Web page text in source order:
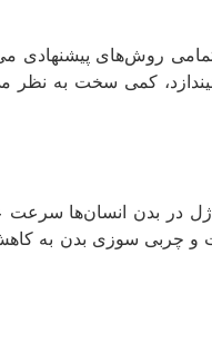
روش‌های پیشنهادی
کمی سخت به
در بدن انسان‌ها
چربی سوزی بدن به